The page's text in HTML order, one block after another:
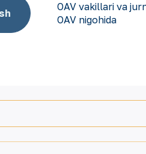
OAV vakillari va
OAV nigohida